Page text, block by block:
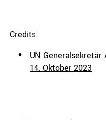
Credits:
UN Generalsekretär
14. Oktober 2023